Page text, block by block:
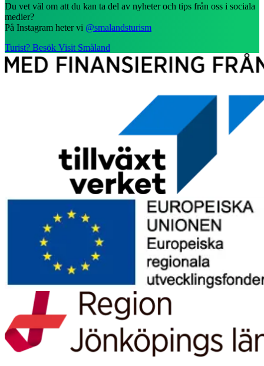
Du vet väl om att du kan ta del av nyheter och tips från oss i sociala
medier?
På Instagram heter vi @smalandsturism
Turist? Besök Visit Småland